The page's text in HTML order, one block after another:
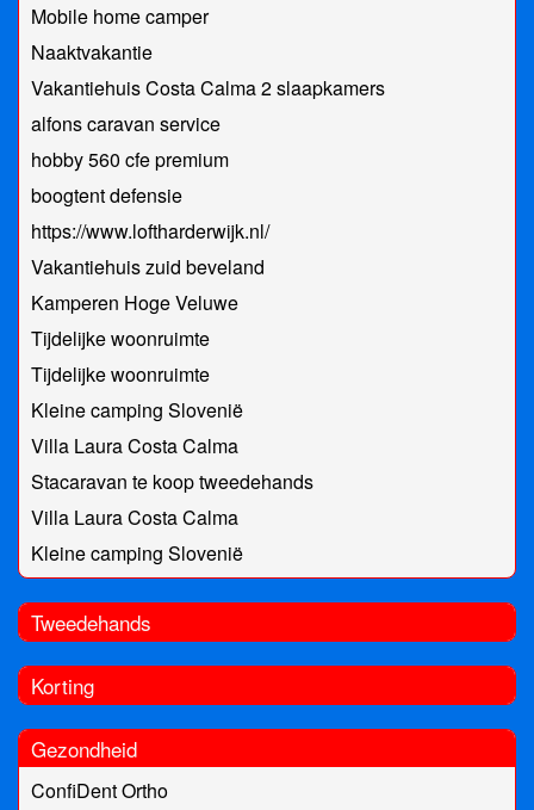
Mobile home camper
Naaktvakantie
Vakantiehuis Costa Calma 2 slaapkamers
alfons caravan service
hobby 560 cfe premium
boogtent defensie
https://www.loftharderwijk.nl/
Vakantiehuis zuid beveland
Kamperen Hoge Veluwe
Tijdelijke woonruimte
Tijdelijke woonruimte
Kleine camping Slovenië
Villa Laura Costa Calma
Stacaravan te koop tweedehands
Villa Laura Costa Calma
Kleine camping Slovenië
Tweedehands
Korting
Gezondheid
ConfiDent Ortho